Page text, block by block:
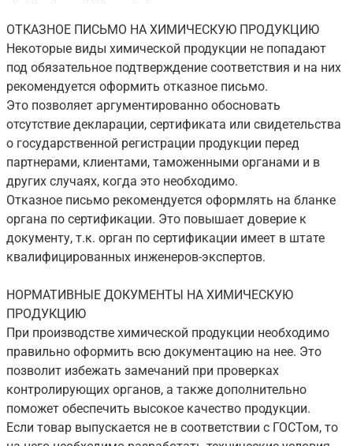
ОТКАЗНОЕ ПИСЬМО НА ХИМИЧЕСКУЮ ПРОДУКЦИЮ
Некоторые виды химической продукции не попадают
под обязательное подтверждение соответствия и на них
рекомендуется оформить отказное письмо.
Это позволяет аргументированно обосновать
отсутствие декларации, сертификата или свидетельства
о государственной регистрации продукции перед
партнерами, клиентами, таможенными органами и в
других случаях, когда это необходимо.
Отказное письмо рекомендуется оформлять на бланке
органа по сертификации. Это повышает доверие к
документу, т.к. орган по сертификации имеет в штате
квалифицированных инженеров-экспертов.
НОРМАТИВНЫЕ ДОКУМЕНТЫ НА ХИМИЧЕСКУЮ
ПРОДУКЦИЮ
При производстве химической продукции необходимо
правильно оформить всю документацию на нее. Это
позволит избежать замечаний при проверках
контролирующих органов, а также дополнительно
поможет обеспечить высокое качество продукции.
Если товар выпускается не в соответствии с ГОСТом, то